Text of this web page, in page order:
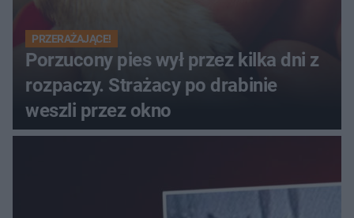
PRZERAŻAJĄCE!
Porzucony pies wył przez kilka dni z
rozpaczy. Strażacy po drabinie
weszli przez okno